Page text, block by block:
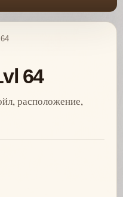
64
расположение,